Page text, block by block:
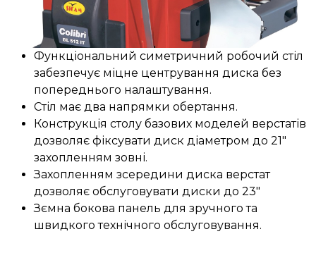
Функціональний симетричний робочий стіл
забезпечує міцне центрування диска без
попереднього налаштування.
Стіл має два напрямки обертання.
Конструкція столу базових моделей верстатів
дозволяє фіксувати диск діаметром до 21"
захопленням зовні.
Захопленням зсередини диска верстат
дозволяє обслуговувати диски до 23"
Зємна бокова панель для зручного та
швидкого технічного обслуговування.